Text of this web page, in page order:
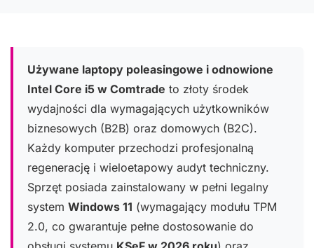
Używane laptopy poleasingowe i odnowione
Intel Core i5 w Comtrade to złoty środek
wydajności dla wymagających użytkowników
biznesowych (B2B) oraz domowych (B2C).
Każdy komputer przechodzi profesjonalną
regenerację i wieloetapowy audyt techniczny.
Sprzęt posiada zainstalowany w pełni legalny
system Windows 11 (wymagający modułu TPM
2.0, co gwarantuje pełne dostosowanie do